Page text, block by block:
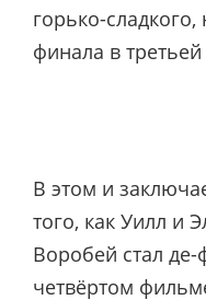
горько-
финала в третьей
В этом и
того, как Уилл и
Воробей стал
четвёртом